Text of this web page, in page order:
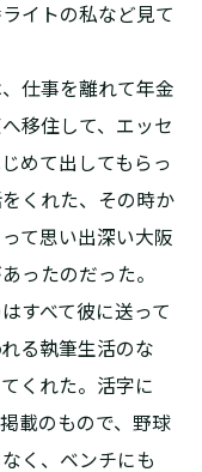
イトの私など見て
仕事を離れて年金
移住して、エッセ
めて出してもらっ
くれた、その時か
て思い出深い大阪
ったのだった。
すべて彼に送って
る執筆生活のな
くれた。活字に
載のもので、野球
く、ベンチにも